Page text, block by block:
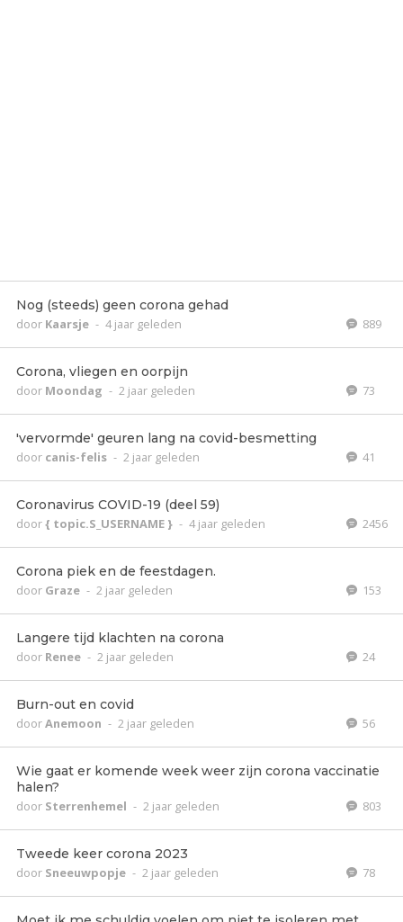
Nog (steeds) geen corona gehad
door Kaarsje - 4 jaar geleden 889
Corona, vliegen en oorpijn
door Moondag - 2 jaar geleden 73
'vervormde' geuren lang na covid-besmetting
door canis-felis - 2 jaar geleden 41
Coronavirus COVID-19 (deel 59)
door{ topic.S_USERNAME } - 4 jaar geleden 2456
Corona piek en de feestdagen.
door Graze - 2 jaar geleden 153
Langere tijd klachten na corona
door Renee - 2 jaar geleden 24
Burn-out en covid
doorAnemoon - 2 jaar geleden 56
Wie gaat er komende week weer zijn corona vaccinatie
halen?
door Sterrenhemel - 2 jaar geleden 803
Tweede keer corona 2023
door Sneeuwpopje - 2 jaar geleden 78